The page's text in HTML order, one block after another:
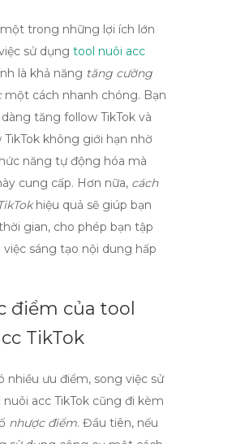
trong những lợi ích lớn
sử dụng tool nuôi acc
là khả năng tăng cường
một cách nhanh chóng. Bạn
tăng follow TikTok và
không giới hạn nhờ
năng tự động hóa mà
cung cấp. Hơn nữa, cách
hiệu quả sẽ giúp bạn
gian, cho phép bạn tập
sáng tạo nội dung hấp
điểm của tool
TikTok
nhiều ưu điểm, song việc sử
acc TikTok cũng đi kèm
nhược điểm. Đầu tiên, nếu